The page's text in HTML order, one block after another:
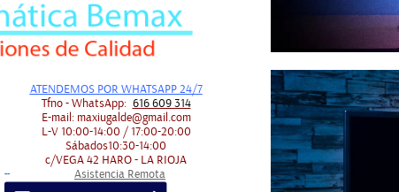
ATENDEMOS POR WHATSAPP 24/7
Tfno - WhatsApp: 616 609 314
E-mail:maxiugalde@gmail.com
L-V10:00-14:00 / 17:00-20:00
Sábados10:30-14:00
c/VEGA 42 HARO - LA RIOJA
-- Asistencia Remota